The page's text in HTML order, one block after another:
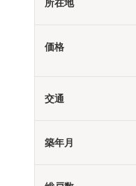
所在地
価格
交通
築年月